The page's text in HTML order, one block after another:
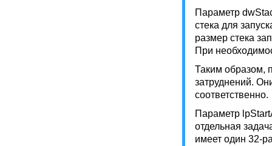
Параметр
стека для
размер стека
При
Таким образом,
затруднений.
соответственно.
Параметр
отдельная
имеет один 32-